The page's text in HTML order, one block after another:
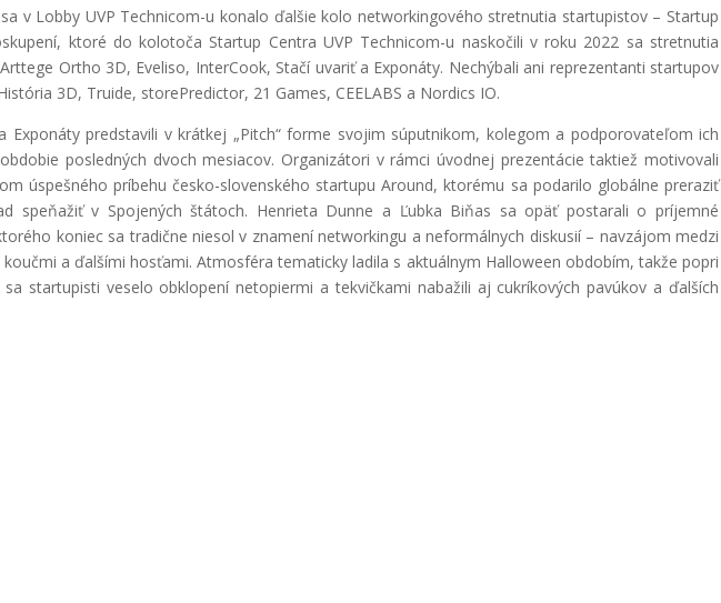
v Lobby UVP Technicom-u konalo ďalšie kolo networkingového stretnutia startupistov – Startup
ktoré do kolotoča Startup Centra UVP Technicom-u naskočili v roku 2022 sa stretnutia
Ortho 3D, Eveliso, InterCook, Stačí uvariť a Exponáty. Nechýbali ani reprezentanti startupov
3D, Truide, storePredictor, 21 Games, CEELABS a Nordics IO.
Exponáty predstavili v krátkej „Pitch“ forme svojim súputnikom, kolegom a podporovateľom ich
posledných dvoch mesiacov. Organizátori v rámci úvodnej prezentácie taktiež motivovali
úspešného príbehu česko-slovenského startupu Around, ktorému sa podarilo globálne preraziť
speňažiť v Spojených štátoch. Henrieta Dunne a Ľubka Biňas sa opäť postarali o príjemné
koniec sa tradične niesol v znamení networkingu a neformálnych diskusií – navzájom medzi
a ďalšími hosťami. Atmosféra tematicky ladila s aktuálnym Halloween obdobím, takže popri
startupisti veselo obklopení netopiermi a tekvičkami nabažili aj cukríkových pavúkov a ďalších